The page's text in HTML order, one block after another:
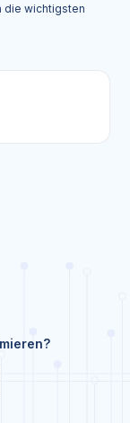
die wichtigsten